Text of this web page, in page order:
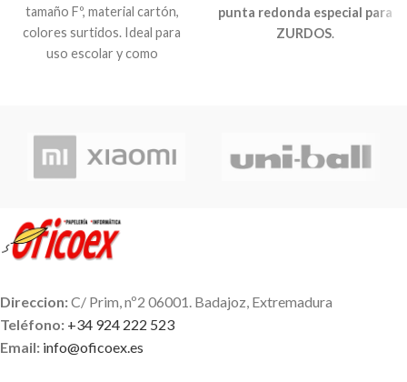
tamaño Fº, material cartón,
colores surtidos. Ideal para
uso escolar y como
punta redonda especial para
ZURDOS.
Direccion:C/ Prim, nº2 06001. Badajoz, Extremadura
Teléfono: +34 924 222 523
Email: info@oficoex.es